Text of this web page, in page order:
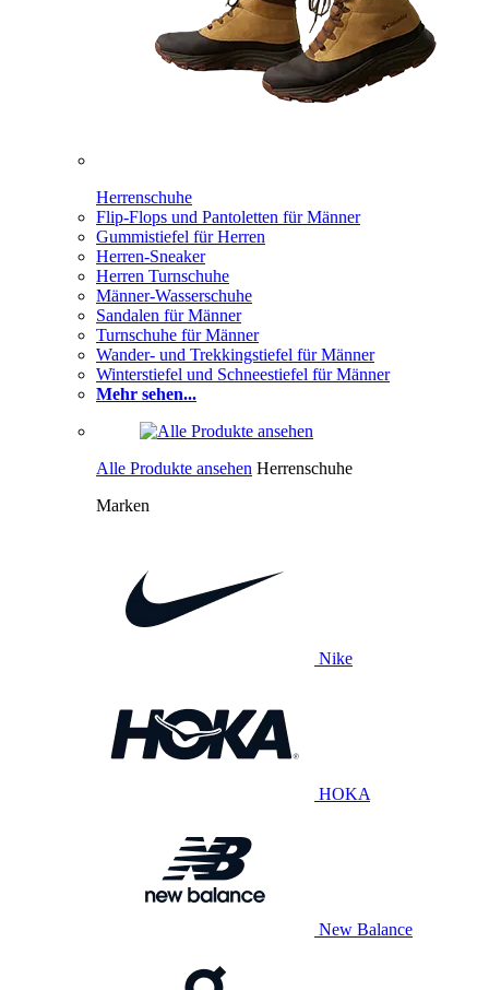
Herrenschuhe
Flip-Flops und Pantoletten für Männer
Gummistiefel für Herren
Herren-Sneaker
Herren Turnschuhe
Männer-Wasserschuhe
Sandalen für Männer
Turnschuhe für Männer
Wander- und Trekkingstiefel für Männer
Winterstiefel und Schneestiefel für Männer
Mehr sehen...
Alle Produkte ansehen Herrenschuhe
Marken
Nike
HOKA
New Balance